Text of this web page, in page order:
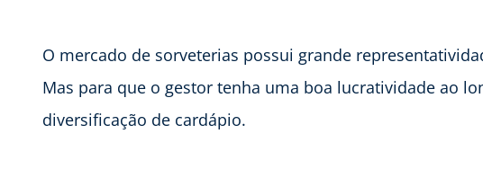
O mercado de sorveterias possui grande
Mas para que o gestor tenha uma boa lucratividade ao
diversificação de cardápio.